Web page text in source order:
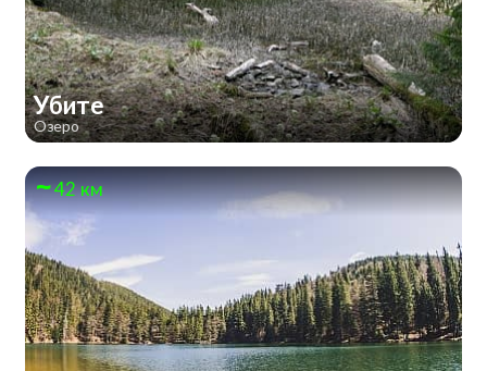
Убите
Озеро
42 км